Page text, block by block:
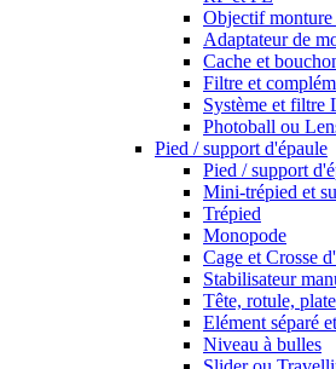
Objectif monture
Adaptateur de
Cache et
Filtre et
Système et filtre
Photoball ou
Pied / support d'épaule
Pied / support
Mini-trépied et
Trépied
Monopode
Cage et Crosse
Stabilisateur
Tête, rotule,
Elément séparé
Niveau à bulles